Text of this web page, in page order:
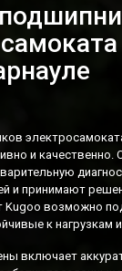
и качественно.
и принимают
Kugoo возможно
к нагрузкам
включает